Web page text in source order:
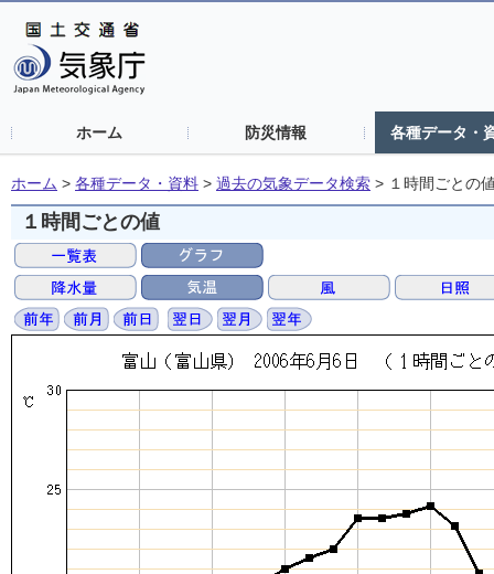
ホーム 防災情報 各種データ・
ホーム > 各種データ・資料 > 過去の気象データ検索 > １時間ごとの
１時間ごとの値